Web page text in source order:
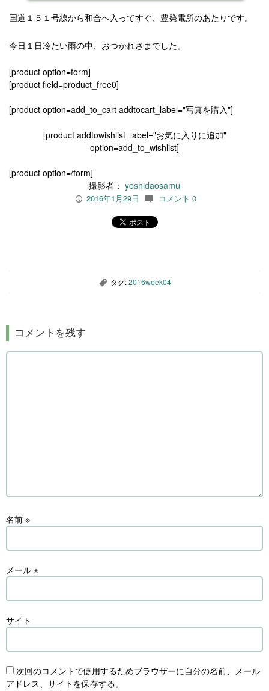
国道１５１号線から和合へ入ってすぐ、豊発電所のあたりです。
今日１日冷たい雨の中、おつかれさまでした。
[product option=form]
[product field=product_free0]
[product option=add_to_cart addtocart_label="写真を購入"]
[product addtowishlist_label="お気に入りに追加"
option=add_to_wishlist]
[product option=/form]
撮影者： yoshidaosamu
P 2016年1月29日 c コメント 0
, タグ:2016week04
コメントを残す
名前 ※
メール ※
サイト
次回のコメントで使用するためブラウザーに自分の名前、メール
アドレス、サイトを保存する。